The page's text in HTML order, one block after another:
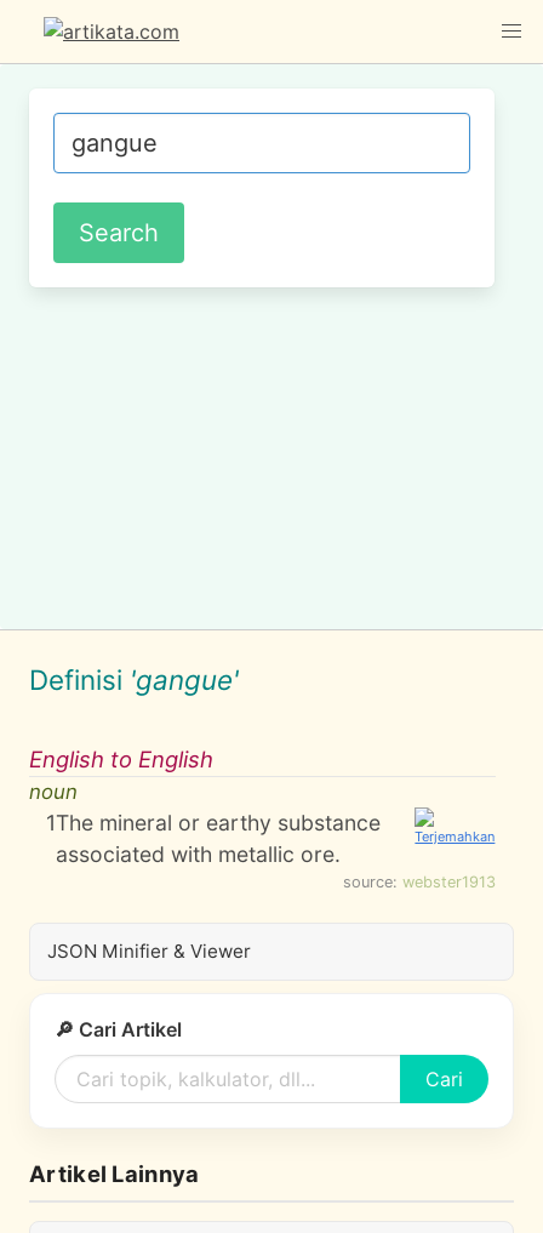
Definisi 'gangue'
English to English
noun
1The mineral or earthy substance
associated with metallic ore.
source: webster1913
JSON Minifier & Viewer
🔎 Cari Artikel
Cari
Artikel Lainnya